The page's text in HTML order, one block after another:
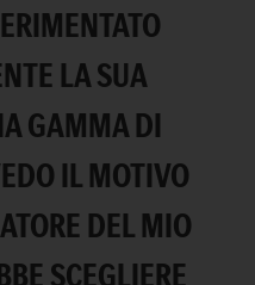
LA SUA
GAMMA DI
IL MOTIVO
DEL MIO
SCEGLIERE